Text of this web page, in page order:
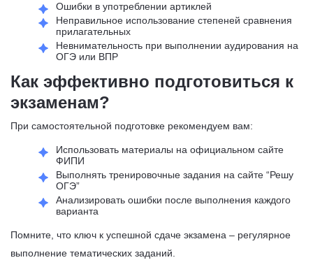
Ошибки в употреблении артиклей
Неправильное использование степеней сравнения
прилагательных
Невнимательность при выполнении аудирования на
ОГЭ или ВПР
Как эффективно подготовиться к
экзаменам?
При самостоятельной подготовке рекомендуем вам:
Использовать материалы на официальном сайте
ФИПИ
Выполнять тренировочные задания на сайте “Решу
ОГЭ”
Анализировать ошибки после выполнения каждого
варианта
Помните, что ключ к успешной сдаче экзамена – регулярное
выполнение тематических заданий.